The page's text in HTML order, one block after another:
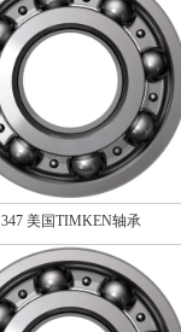
347 美国TIMKEN轴承
24040KCJW33C3